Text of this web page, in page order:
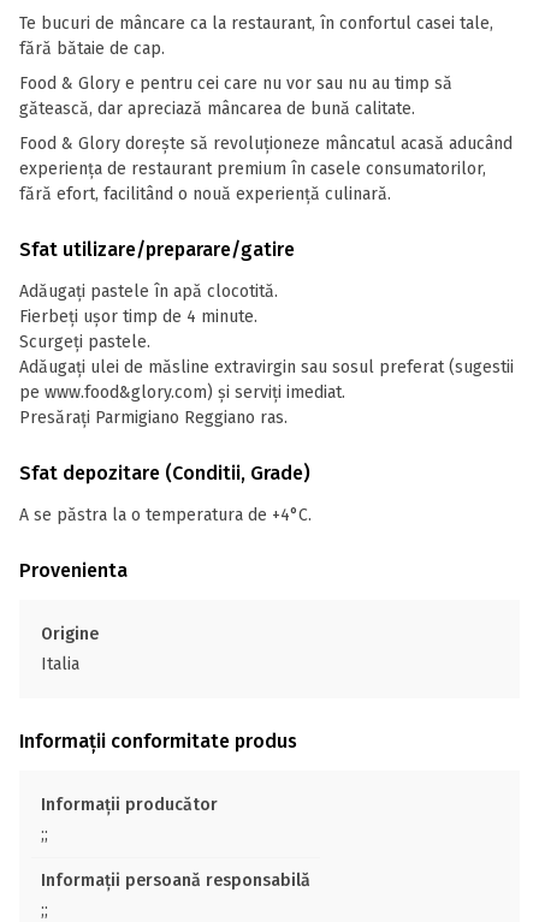
Te bucuri de mâncare ca la restaurant, în confortul casei tale,
fără bătaie de cap.
Food & Glory e pentru cei care nu vor sau nu au timp să
gătească, dar apreciază mâncarea de bună calitate.
Food & Glory dorește să revoluționeze mâncatul acasă aducând
experiența de restaurant premium în casele consumatorilor,
fără efort, facilitând o nouă experiență culinară.
Sfat utilizare/preparare/gatire
Adăugați pastele în apă clocotită.
Fierbeți ușor timp de 4 minute.
Scurgeți pastele.
Adăugați ulei de măsline extravirgin sau sosul preferat (sugestii
pe www.food&glory.com) și serviți imediat.
Presărați Parmigiano Reggiano ras.
Sfat depozitare (Conditii, Grade)
A se păstra la o temperatura de +4°C.
Provenienta
Origine
Italia
Informații conformitate produs
Informații producător
;;
Informații persoană responsabilă
;;